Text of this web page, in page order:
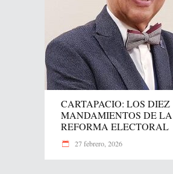
CARTAPACIO: LOS DIEZ
MANDAMIENTOS DE LA
REFORMA ELECTORAL
27 febrero, 2026